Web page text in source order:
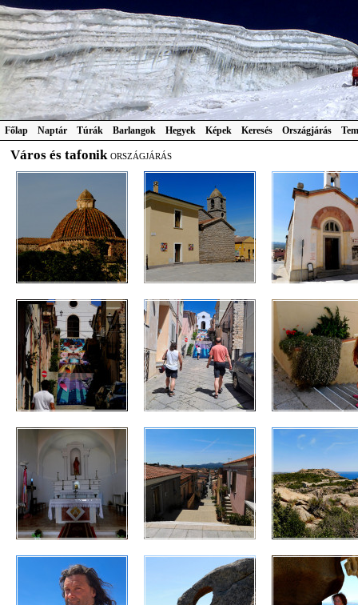
Főlap Naptár Túrák Barlangok Hegyek Képek Keresés Országjárás
Város és tafonik ORSZÁGJÁRÁS